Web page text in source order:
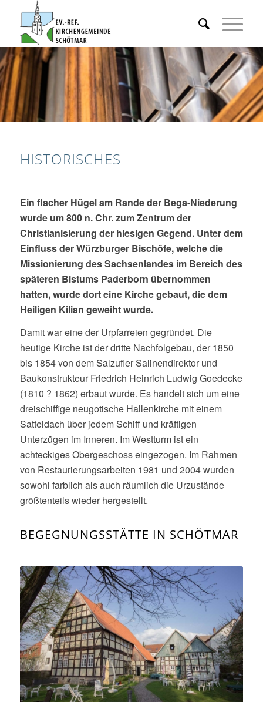
HISTORISCHES
Ein flacher Hügel am Rande der Bega-Niederung
wurde um 800 n. Chr. zum Zentrum der
Christianisierung der hiesigen Gegend. Unter dem
Einfluss der Würzburger Bischöfe, welche die
Missionierung des Sachsenlandes im Bereich des
späteren Bistums Paderborn übernommen
hatten, wurde dort eine Kirche gebaut, die dem
Heiligen Kilian geweiht wurde.
Damit war eine der Urpfarreien gegründet. Die
heutige Kirche ist der dritte Nachfolgebau, der 1850
bis 1854 von dem Salzufler Salinendirektor und
Baukonstrukteur Friedrich Heinrich Ludwig Goedecke
(1810 ? 1862) erbaut wurde. Es handelt sich um eine
dreischiffige neugotische Hallenkirche mit einem
Satteldach über jedem Schiff und kräftigen
Unterzügen im Inneren. Im Westturm ist ein
achteckiges Obergeschoss eingezogen. Im Rahmen
von Restaurierungsarbeiten 1981 und 2004 wurden
sowohl farblich als auch räumlich die Urzustände
größtenteils wieder hergestellt.
BEGEGNUNGSSTÄTTE IN SCHÖTMAR